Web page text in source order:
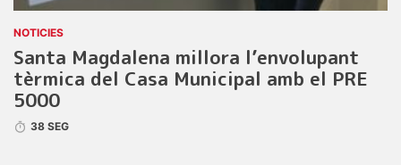
NOTICIES
Santa Magdalena millora l’envolupant
tèrmica del Casa Municipal amb el PRE
5000
38 SEG